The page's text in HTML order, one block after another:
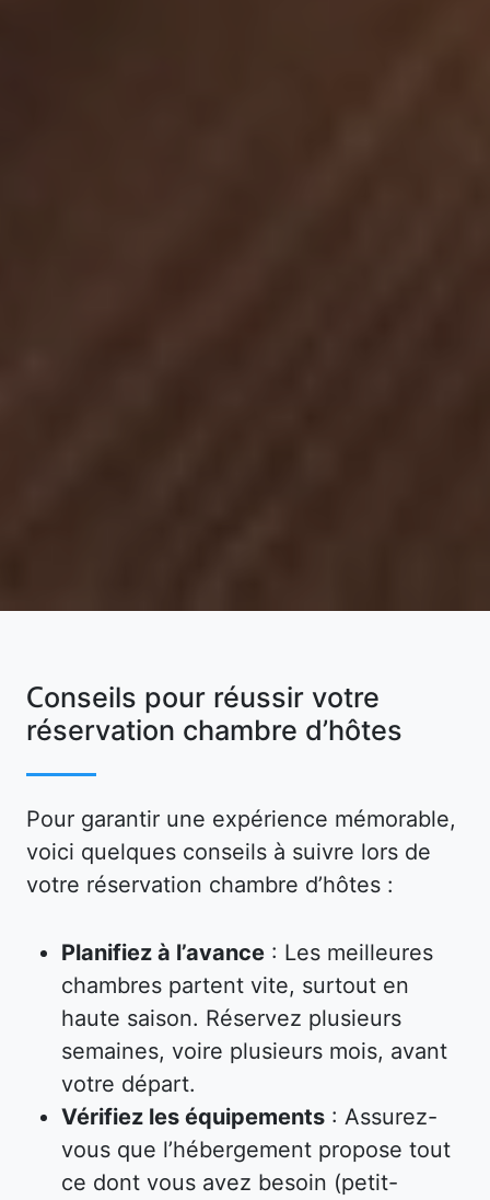
Conseils pour réussir votre
réservation chambre d’hôtes
Pour garantir une expérience mémorable,
voici quelques conseils à suivre lors de
votre réservation chambre d’hôtes :
Planifiez à l’avance : Les meilleures
chambres partent vite, surtout en
haute saison. Réservez plusieurs
semaines, voire plusieurs mois, avant
votre départ.
Vérifiez les équipements : Assurez-
vous que l’hébergement propose tout
ce dont vous avez besoin (petit-